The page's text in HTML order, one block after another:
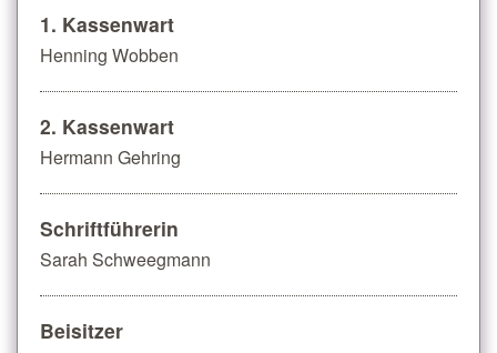
1. Kassenwart
Henning Wobben
2. Kassenwart
Hermann Gehring
Schriftführerin
Sarah Schweegmann
Beisitzer